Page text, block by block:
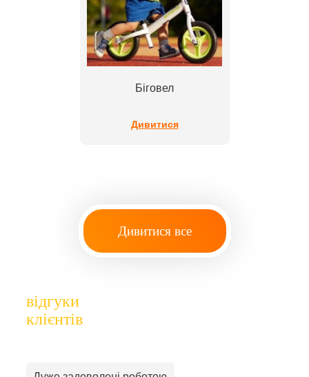
Біговел
Дивитися
Дивитися все
відгуки
клієнтів